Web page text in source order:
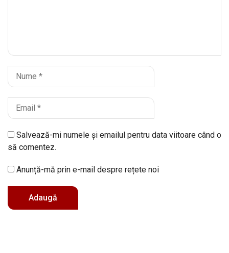
Salvează-mi numele și emailul pentru data viitoare când o
să comentez.
Anunță-mă prin e-mail despre rețete noi